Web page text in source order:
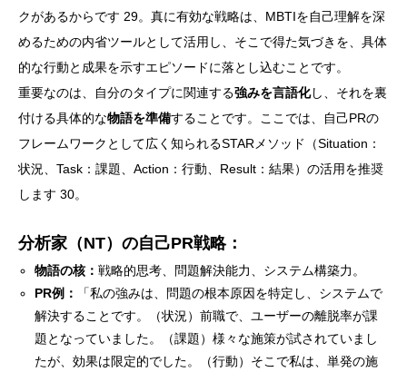
クがあるからです 29。真に有効な戦略は、MBTIを自己理解を深
めるための内省ツールとして活用し、そこで得た気づきを、具体
的な行動と成果を示すエピソードに落とし込むことです。
重要なのは、自分のタイプに関連する強みを言語化し、それを裏
付ける具体的な物語を準備することです。ここでは、自己PRの
フレームワークとして広く知られるSTARメソッド（Situation：
状況、Task：課題、Action：行動、Result：結果）の活用を推奨
します 30。
分析家（NT）の自己PR戦略：
物語の核：戦略的思考、問題解決能力、システム構築力。
PR例：
「私の強みは、問題の根本原因を特定し、システムで
解決することです。（状況）前職で、ユーザーの離脱率が課
題となっていました。（課題）様々な施策が試されていまし
たが、効果は限定的でした。（行動）そこで私は、単発の施